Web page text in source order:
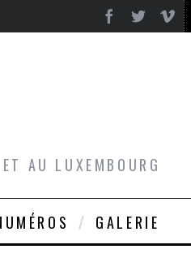
AU LUXEMBOURG
GALERIE